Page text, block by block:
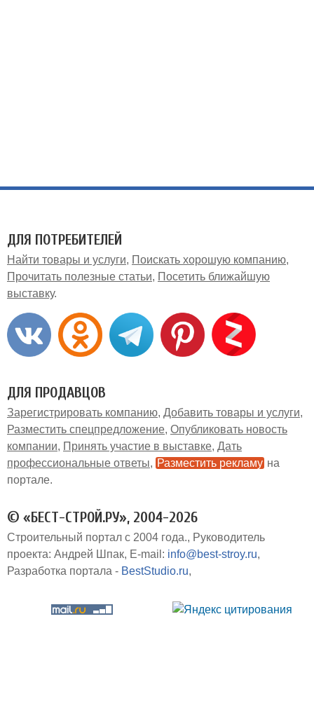
ДЛЯ ПОТРЕБИТЕЛЕЙ
Найти товары и услуги
Поискать хорошую компанию
Прочитать полезные статьи
Посетить ближайшую
выставку
ДЛЯ ПРОДАВЦОВ
Зарегистрировать компанию Добавить товары и услуги
Разместить спецпредложение Опубликовать новость
компании
Принять участие в выставке Дать
профессиональные ответы
Разместить рекламу на
портале
© «БЕСТ-СТРОЙ.РУ», 2004-2026
Строительный портал с 2004 года.
Руководитель
проекта: Андрей Шпак E-mail: info@best-stroy.ru
Разработка портала - BestStudio.ru